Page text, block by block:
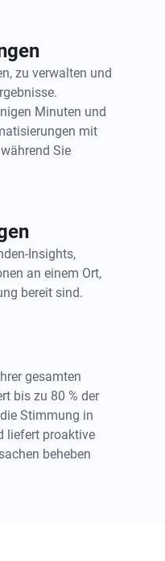
zu verwalten und
Minuten und
mit
Sie
Insights,
an einem Ort,
bereit sind.
gesamten
bis zu 80 % der
Stimmung in
liefert proaktive
beheben